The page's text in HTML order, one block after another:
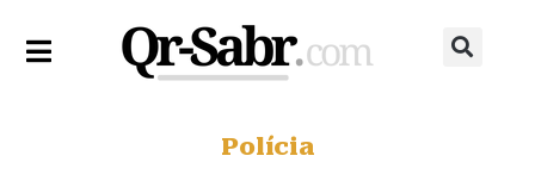
Polícia